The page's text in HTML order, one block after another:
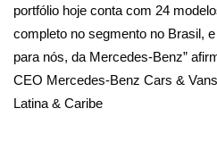
portfólio hoje conta com 24
completo no segmento no Brasil,
para nós, da Mercedes-Benz”
CEO Mercedes-Benz Cars &
Latina & Caribe